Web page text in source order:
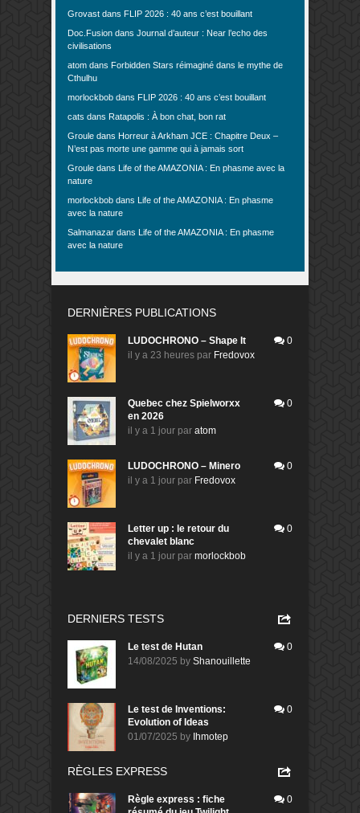
Grovast dans FLIP 2026 : 40 ans c’est bouillant
Doc.Fusion dans Journal d’auteur : Near l’echo des
civilisations
atom dans Forbidden Stars réimaginé dans le mythe de
Cthulhu
morlockbob dans FLIP 2026 : 40 ans c’est bouillant
cats dans Ratapolis : À bon chat, bon rat
Groule dans Horreur à Arkham JCE : Chapitre Deux –
N’est pas morte une gamme qui à jamais sort
Groule dans Life of the AMAZONIA : En phasme avec la
nature
morlockbob dans Life of the AMAZONIA : En phasme
avec la nature
Salmanazar dans Life of the AMAZONIA : En phasme
avec la nature
DERNIÈRES PUBLICATIONS
LUDOCHRONO – Shape It
il y a 23 heures par Fredovox
0
Quebec chez Spielworxx
en 2026
il y a 1 jour par atom
0
LUDOCHRONO – Minero
il y a 1 jour par Fredovox
0
Letter up : le retour du
chevalet blanc
il y a 1 jour par morlockbob
0
DERNIERS TESTS
Le test de Hutan
14/08/2025 by Shanouillette
0
Le test de Inventions:
Evolution of Ideas
01/07/2025 by Ihmotep
0
RÈGLES EXPRESS
Règle express : fiche
0